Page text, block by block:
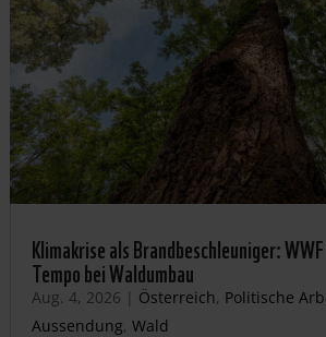
Klimakrise als Brandbeschleuniger:
Tempo bei Waldumbau
Aug. 4, 2026 | Österreich, Politische
Aussendung, Wald